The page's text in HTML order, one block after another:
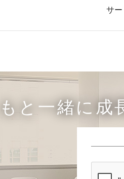
サ
と一緒に成